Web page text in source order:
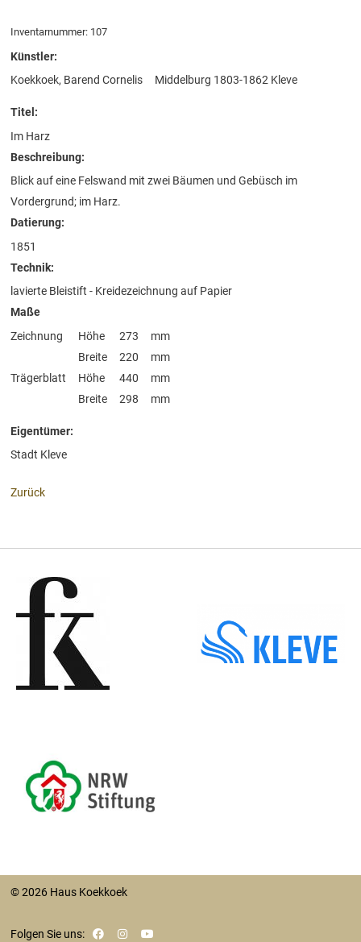
Inventarnummer: 107
Künstler:
Koekkoek, Barend Cornelis
Middelburg 1803-1862 Kleve
Titel:
Im Harz
Beschreibung:
Blick auf eine Felswand mit zwei Bäumen und Gebüsch im
Vordergrund; im Harz.
Datierung:
1851
Technik:
lavierte Bleistift - Kreidezeichnung auf Papier
Maße
Zeichnung
Trägerblatt
Höhe
Breite
Höhe
Breite
273
220
440
298
mm
mm
mm
mm
Eigentümer:
Stadt Kleve
Zurück
© 2026 Haus Koekkoek
Folgen Sie uns: